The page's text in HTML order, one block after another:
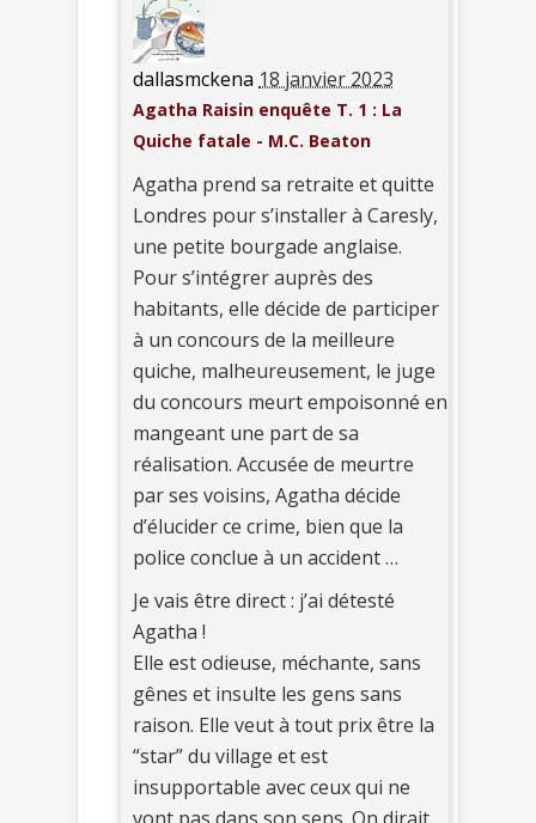
dallasmckena 18 janvier 2023
Agatha Raisin enquête T. 1 : La
Quiche fatale - M.C. Beaton
Agatha prend sa retraite et quitte
Londres pour s’installer à Caresly,
une petite bourgade anglaise.
Pour s’intégrer auprès des
habitants, elle décide de participer
à un concours de la meilleure
quiche, malheureusement, le juge
du concours meurt empoisonné en
mangeant une part de sa
réalisation. Accusée de meurtre
par ses voisins, Agatha décide
d’élucider ce crime, bien que la
police conclue à un accident …
Je vais être direct : j’ai détesté
Agatha !
Elle est odieuse, méchante, sans
gênes et insulte les gens sans
raison. Elle veut à tout prix être la
“star” du village et est
insupportable avec ceux qui ne